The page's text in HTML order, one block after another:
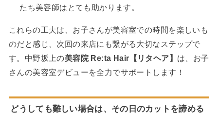
たち美容師はとても助かります。
これらの工夫は、お子さんが美容室での時間を楽しいも
のだと感じ、次回の来店にも繋がる大切なステップで
す。中野坂上の美容院 Re:ta Hair【リタヘア】 は、お子
さんの美容室デビューを全力でサポートします！
どうしても難しい場合は、その日のカットを諦める